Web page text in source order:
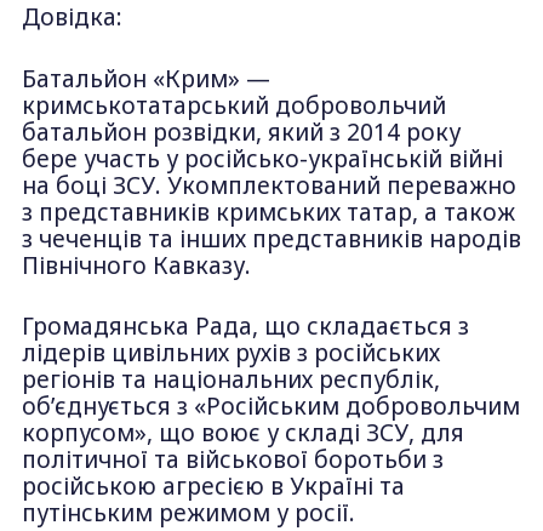
Довідка:
Батальйон «Крим» —
кримськотатарський добровольчий
батальйон розвідки, який з 2014 року
бере участь у російсько-українській війні
на боці ЗСУ. Укомплектований переважно
з представників кримських татар, а також
з чеченців та інших представників народів
Північного Кавказу.
Громадянська Рада, що складається з
лідерів цивільних рухів з російських
регіонів та національних республік,
об’єднується з «Російським добровольчим
корпусом», що воює у складі ЗСУ, для
політичної та військової боротьби з
російською агресією в Україні та
путінським режимом у росії.